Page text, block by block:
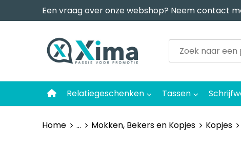
Een vraag over onze webshop? Neem contact
Relatiegeschenken Tassen
Home ... Mokken, Bekers en Kopjes Kopjes